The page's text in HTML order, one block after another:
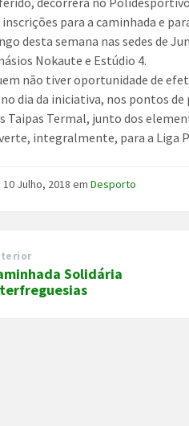
inscrições para a caminhada e
desta semana nas sedes de
Nokaute e Estúdio 4.
não tiver oportunidade de
dia da iniciativa, nos pontos
Taipas Termal, junto dos
integralmente, para a Liga
10 Julho, 2018emDesporto
Solidária